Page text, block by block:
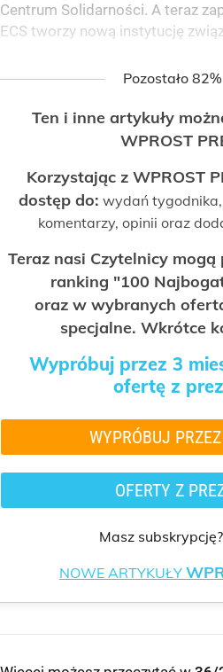
Centrum Solidarności. A teraz
ECS tworzy nową instytucję
Pozostało
Ten i inne artykuły
WPROST
Korzystając z WPROST
dostęp do: wydań
komentarzy, opinii oraz
Teraz nasi Czytelnicy
ranking "100
oraz w wybranych
specjalne. Wkrótce
Wypróbuj przez 3
ofertę z
WYPRÓBUJ
OFERTY Z
Masz subskrypcję?
NOWE ARTYKUŁY